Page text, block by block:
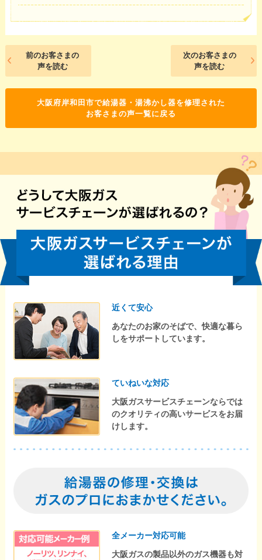
前のお客さまの
声を読む
次のお客さまの
声を読む
大阪府岸和田市で給湯器・湯沸かし器を修理された
お客さまの声一覧に戻る
近くて安心
あなたのお家のそばで、快適な暮ら
しをサポートしています。
ていねいな対応
大阪ガスサービスチェーンならでは
のクオリティの高いサービスをお届
けします。
全メーカー対応可能
大阪ガスの製品以外のガス機器も対